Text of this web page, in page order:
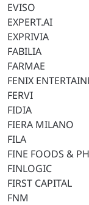
EVISO
EXPERT.AI
EXPRIVIA
FABILIA
FARMAE
FENIX
FERVI
FIDIA
FIERA MILANO
FILA
FINE FOODS &
FINLOGIC
FIRST CAPITAL
FNM